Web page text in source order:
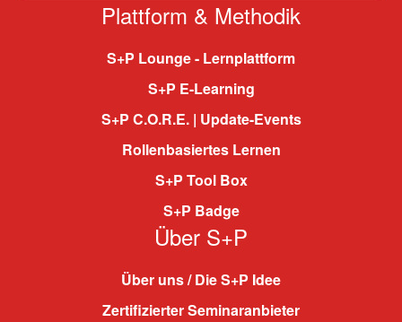
Plattform & Methodik
S+P Lounge - Lernplattform
S+P E-Learning
S+P C.O.R.E. | Update-Events
Rollenbasiertes Lernen
S+P Tool Box
S+P Badge
Über S+P
Über uns / Die S+P Idee
Zertifizierter Seminaranbieter